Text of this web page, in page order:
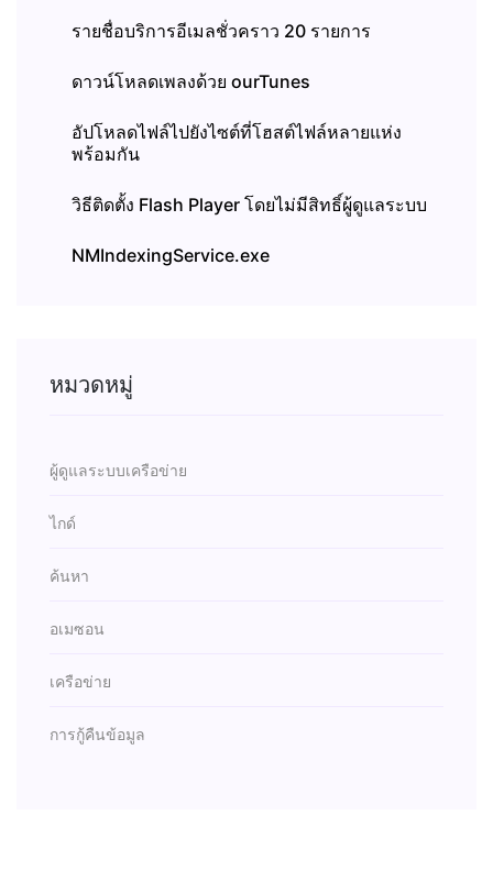
รายชื่อบริการอีเมลชั่วคราว 20 รายการ
ดาวน์โหลดเพลงด้วย ourTunes
อัปโหลดไฟล์ไปยังไซต์ที่โฮสต์ไฟล์หลายแห่ง
พร้อมกัน
วิธีติดตั้ง Flash Player โดยไม่มีสิทธิ์ผู้ดูแลระบบ
NMIndexingService.exe
หมวดหมู่
ผู้ดูแลระบบเครือข่าย
ไกด์
ค้นหา
อเมซอน
เครือข่าย
การกู้คืนข้อมูล